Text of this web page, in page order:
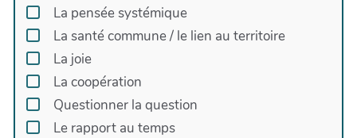
La pensée systémique
La santé commune / le lien au territoire
La joie
La coopération
Questionner la question
Le rapport au temps